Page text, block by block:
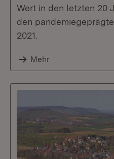
Wert in den letzten 20
den
2021.
Mehr